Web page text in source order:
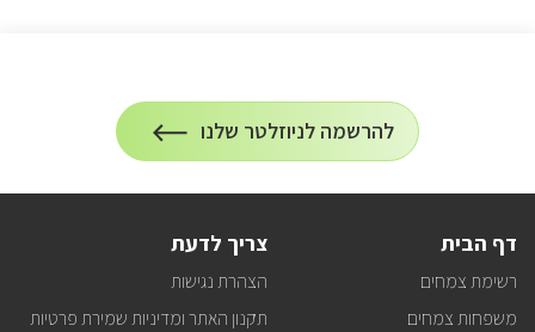
הרשמה
להרשמה לניוזלטר שלנו
על
הרשמה
דף הבית
רשימת צמחים
משפחות צמחים
צריך לדעת
הצהרת נגישות
תקנון האתר ומדיניות שמירת פרטיות